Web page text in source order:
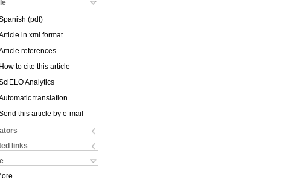
(pdf)
in xml format
references
How to cite this article
Analytics
translation
this article by e-mail
links